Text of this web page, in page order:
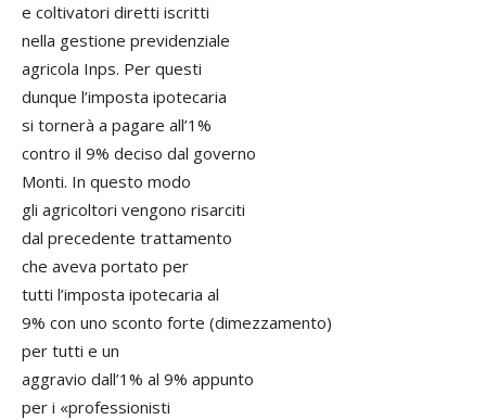
e coltivatori diretti iscritti
nella gestione previdenziale
agricola Inps. Per questi
dunque l’imposta ipotecaria
si tornerà a pagare all’1%
contro il 9% deciso dal governo
Monti. In questo modo
gli agricoltori vengono risarciti
dal precedente trattamento
che aveva portato per
tutti l’imposta ipotecaria al
9% con uno sconto forte (dimezzamento)
per tutti e un
aggravio dall’1% al 9% appunto
per i «professionisti